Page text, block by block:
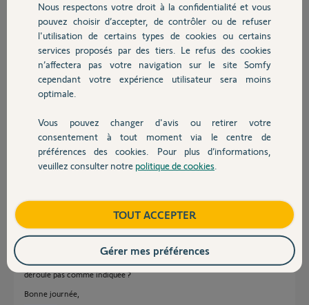
Chauffage
Autres produits
Devis avec un pro
Contact
Participer au fil de discussion
Réponses
Je vais vous demander de suivre la procédure ci-dessous :
Faites un appui maintenu sur le bouton OFF d'une télécommande qui
pilote votre système d'alarme jusqu'à extinction de la LED rouge de cette
dernière (10s environ)
immédiatement le badge à mémoriser
La Centrale/transmetteur doit émettre un BIP! et des chevrons "
<<<<<>>>>>" doivent balayer l'écran.
Lorsque le Clavier s'éteint, rendez-vous dans la Liste des éléments,
voyez-vous le badge ? Si non, merci de m'indiquer quelle étape ne se
déroule pas comme indiquée ?
Bonne journée,
Nous respectons votre droit à la confidentialité et vous
pouvez choisir d’accepter, de contrôler ou de refuser
l'utilisation de certains types de cookies ou certains
services proposés par des tiers. Le refus des cookies
n’affectera pas votre navigation sur le site Somfy
cependant votre expérience utilisateur sera moins
optimale.
Vous pouvez changer d'avis ou retirer votre
consentement à tout moment via le centre de
préférences des cookies. Pour plus d’informations,
veuillez consulter notre politique de cookies
TOUT ACCEPTER
Gérer mes préférences